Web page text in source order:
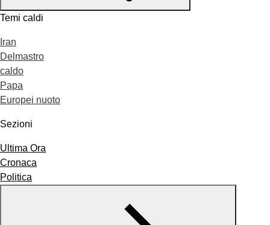
Temi caldi
Iran
Delmastro
caldo
Papa
Europei nuoto
Sezioni
Ultima Ora
Cronaca
Politica